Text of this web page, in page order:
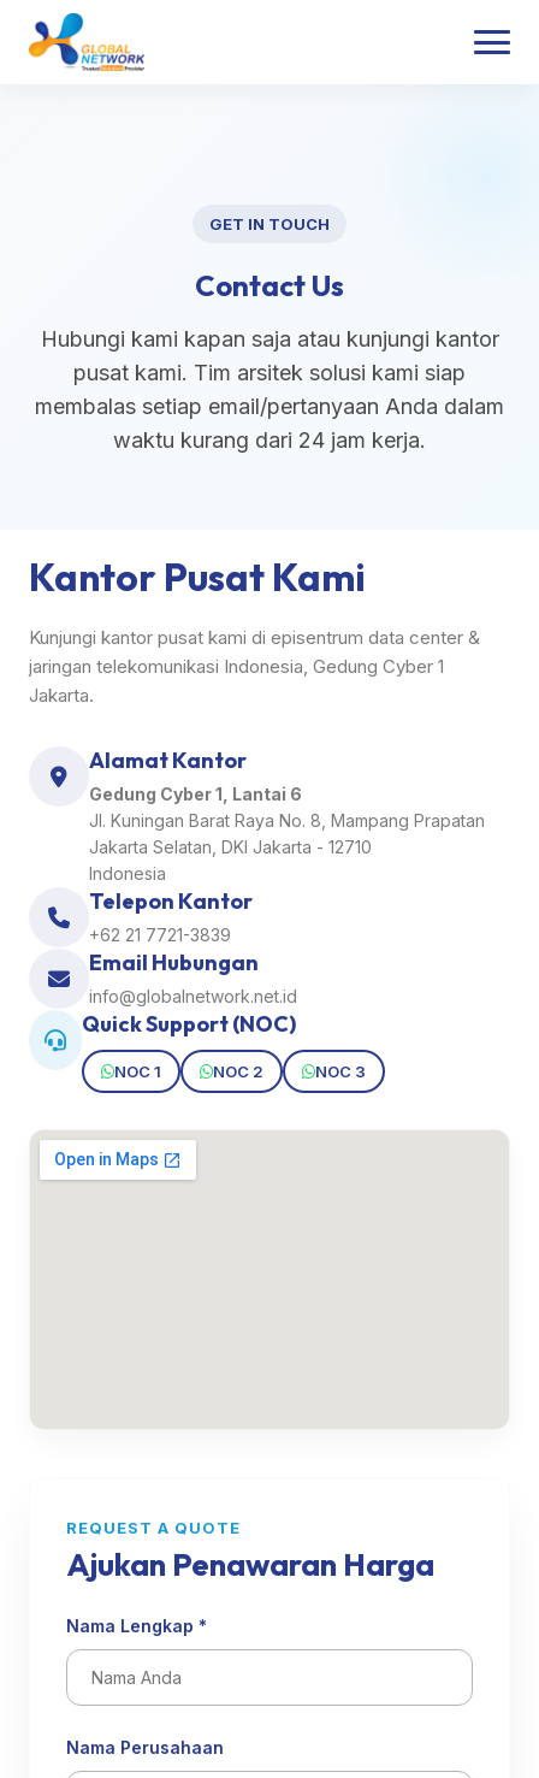
GET IN TOUCH
Contact Us
Hubungi kami kapan saja atau kunjungi kantor
pusat kami. Tim arsitek solusi kami siap
membalas setiap email/pertanyaan Anda dalam
waktu kurang dari 24 jam kerja.
Kantor Pusat Kami
Kunjungi kantor pusat kami di episentrum data center &
jaringan telekomunikasi Indonesia, Gedung Cyber 1
Jakarta.
Alamat Kantor
Gedung Cyber 1, Lantai 6
Jl. Kuningan Barat Raya No. 8, Mampang Prapatan
Jakarta Selatan, DKI Jakarta - 12710
Indonesia
Telepon Kantor
+62 21 7721-3839
Email Hubungan
info@globalnetwork.net.id
Quick Support (NOC)
NOC 1 NOC 2 NOC 3
REQUEST A QUOTE
Ajukan Penawaran Harga
Nama Lengkap *
Nama Perusahaan